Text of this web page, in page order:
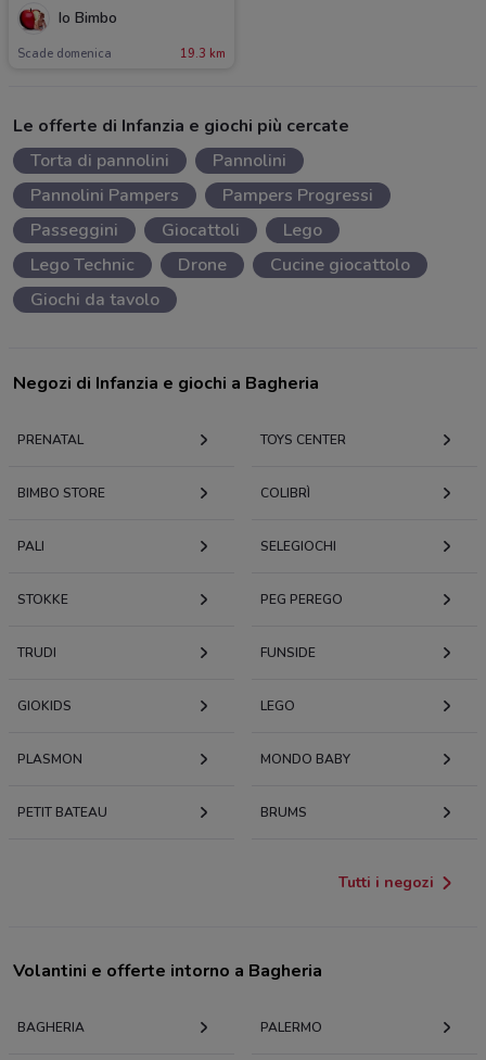
Io Bimbo
Scade domenica 19.3 km
Le offerte di Infanzia e giochi più cercate
Torta di pannolini
Pannolini
Pannolini Pampers
Pampers Progressi
Passeggini
Giocattoli
Lego
Lego Technic
Drone
Cucine giocattolo
Giochi da tavolo
Negozi di Infanzia e giochi a Bagheria
PRENATAL TOYS CENTER
BIMBO STORE COLIBRÌ
PALI SELEGIOCHI
STOKKE PEG PEREGO
TRUDI FUNSIDE
GIOKIDS LEGO
PLASMON MONDO BABY
PETIT BATEAU BRUMS
Tutti i negozi
Volantini e offerte intorno a Bagheria
BAGHERIA PALERMO